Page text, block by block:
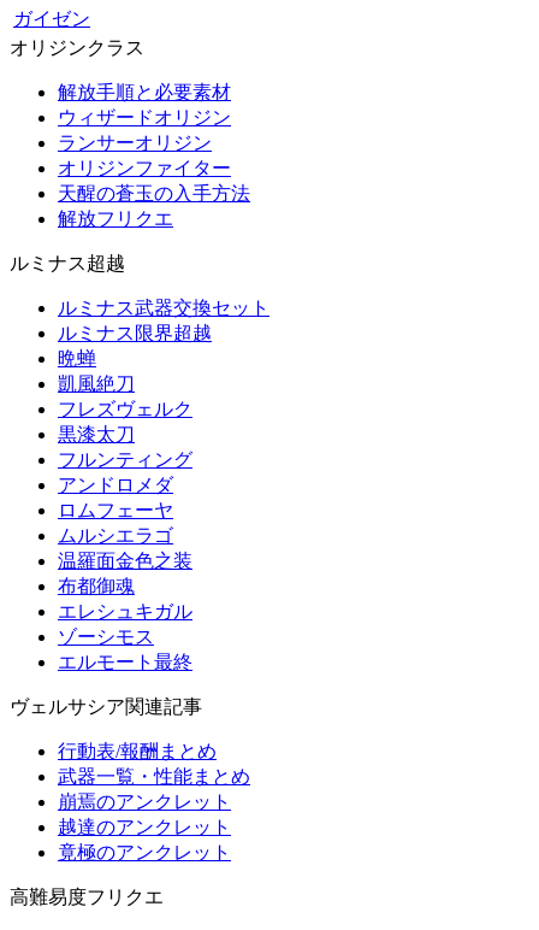
ガイゼン
オリジンクラス
解放手順と必要素材
ウィザードオリジン
ランサーオリジン
オリジンファイター
天醒の蒼玉の入手方法
解放フリクエ
ルミナス超越
ルミナス武器交換セット
ルミナス限界超越
晩蝉
凱風絶刀
フレズヴェルク
黒漆太刀
フルンティング
アンドロメダ
ロムフェーヤ
ムルシエラゴ
温羅面金色之装
布都御魂
エレシュキガル
ゾーシモス
エルモート最終
ヴェルサシア関連記事
行動表/報酬まとめ
武器一覧・性能まとめ
崩焉のアンクレット
越達のアンクレット
竟極のアンクレット
高難易度フリクエ